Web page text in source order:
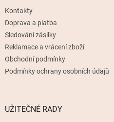
Kontakty
Doprava a platba
Sledování zásilky
Reklamace a vrácení zboží
Obchodní podmínky
Podmínky ochrany osobních údajů
UŽITEČNÉ RADY